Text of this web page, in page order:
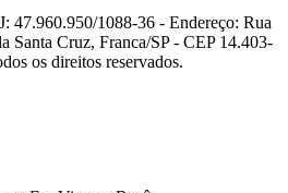
47.960.950/1088-36 - Endereço: Rua
Cruz, Franca/SP - CEP 14.403-
os direitos reservados.